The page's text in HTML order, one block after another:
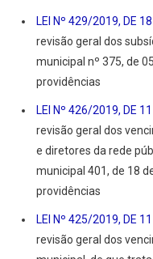
LEI Nº 429/2019, DE
revisão geral dos
municipal nº 375, de
providências
LEI Nº 426/2019, DE
revisão geral dos
e diretores da rede
municipal 401, de 18
providências
LEI Nº 425/2019, DE
revisão geral dos